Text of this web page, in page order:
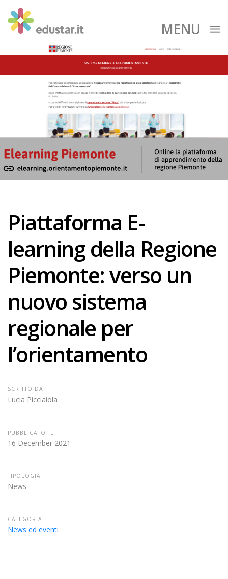
MENU
Piattaforma E-
learning della Regione
Piemonte: verso un
nuovo sistema
regionale per
l’orientamento
SCRITTO DA
Lucia Picciaiola
PUBBLICATO IL
16 December 2021
TIPOLOGIA
News
CATEGORIA
News ed eventi